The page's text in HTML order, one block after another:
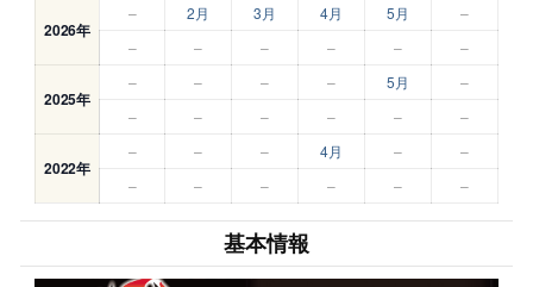
2026年
– 2月 3月 4月 5月
–
–
– – – – –
2025年
– – – – 5月
–
–
– – – – –
2022年
– – – 4月 –
–
–
– – – – –
基本情報